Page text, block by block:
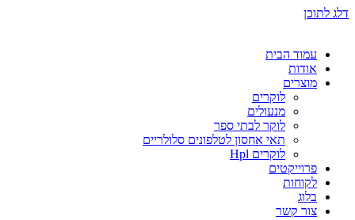
דלג לתוכן
עמוד הבית
אודות
מוצרים
לוקרים
מנעולים
לוקר לבתי ספר
תאי אחסון לטלפונים סלולריים
לוקרים Hpl
פרוייקטים
לקוחות
בלוג
צור קשר